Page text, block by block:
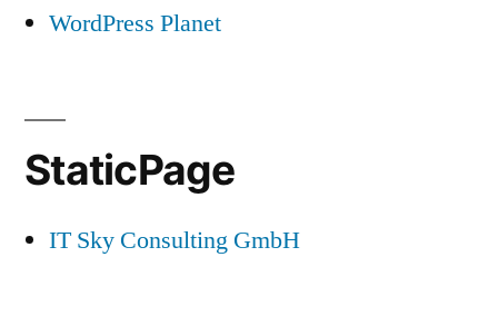
WordPress Planet
StaticPage
IT Sky Consulting GmbH